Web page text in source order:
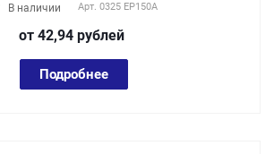
В наличии Арт. 0325 EP150А
от 42,94 рублей
Подробнее